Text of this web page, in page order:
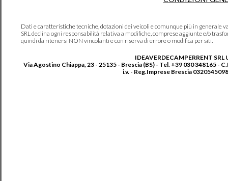
Dati e caratteristiche tecniche, dotazioni dei veicoli e comunque più in generale
SRL declina ogni responsabilità relativa a modifiche, comprese aggiunte e/o
quindi da ritenersi NON vincolanti e con riserva di errore o modifica per siti.
IDEAVERDECAMPERRENT SRL
Via Agostino Chiappa, 23 - 25135 - Brescia (BS) - Tel. +39 030 348165 -
i.v. - Reg.Imprese Brescia